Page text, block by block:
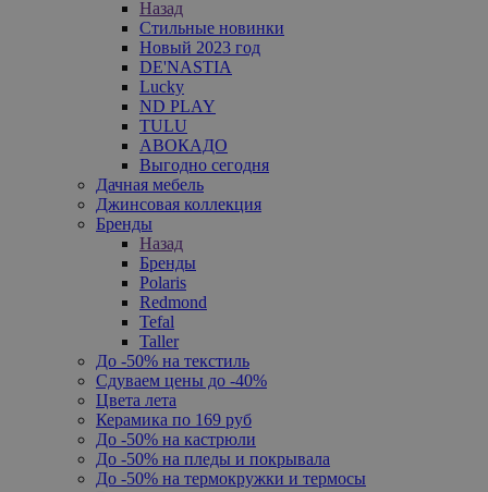
Назад
Стильные новинки
Новый 2023 год
DE'NASTIA
Lucky
ND PLAY
TULU
АВОКАДО
Выгодно сегодня
Дачная мебель
Джинсовая коллекция
Бренды
Назад
Бренды
Polaris
Redmond
Tefal
Taller
До -50% на текстиль
Сдуваем цены до -40%
Цвета лета
Керамика по 169 руб
До -50% на кастрюли
До -50% на пледы и покрывала
До -50% на термокружки и термосы